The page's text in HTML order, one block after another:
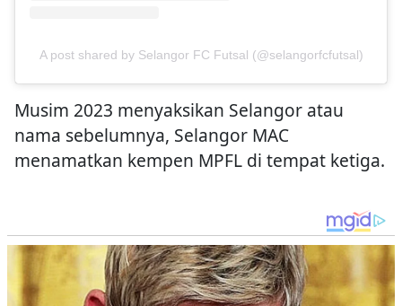
A post shared by Selangor FC Futsal (@selangorfcfutsal)
Musim 2023 menyaksikan Selangor atau
nama sebelumnya, Selangor MAC
menamatkan kempen MPFL di tempat ketiga.